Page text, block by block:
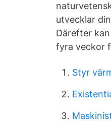
utvecklar
Därefter
fyra veckor
Styr